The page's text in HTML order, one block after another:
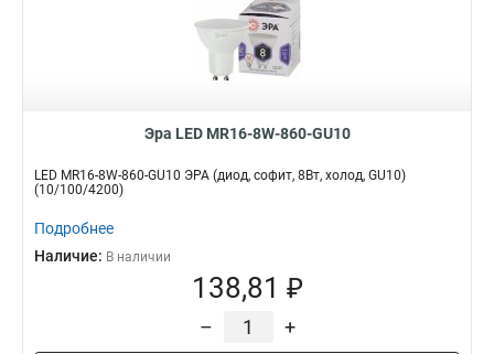
Эра LED MR16-8W-860-GU10
LED MR16-8W-860-GU10 ЭРА (диод, софит, 8Вт, холод, GU10)
(10/100/4200)
Подробнее
Наличие: В наличии
138,81 ₽
– +